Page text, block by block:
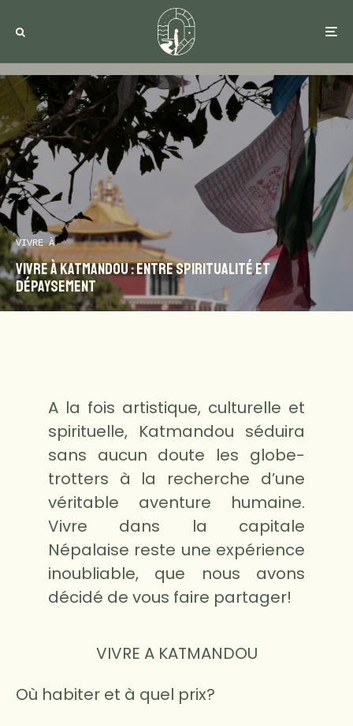
VIVRE À
Vivre à Katmandou : entre spiritualité et
dépaysement
A la fois artistique, culturelle et
spirituelle, Katmandou séduira
sans aucun doute les globe-
trotters à la recherche d’une
véritable aventure humaine.
Vivre dans la capitale
Népalaise reste une expérience
inoubliable, que nous avons
décidé de vous faire partager!
VIVRE A KATMANDOU
Où habiter et à quel prix?